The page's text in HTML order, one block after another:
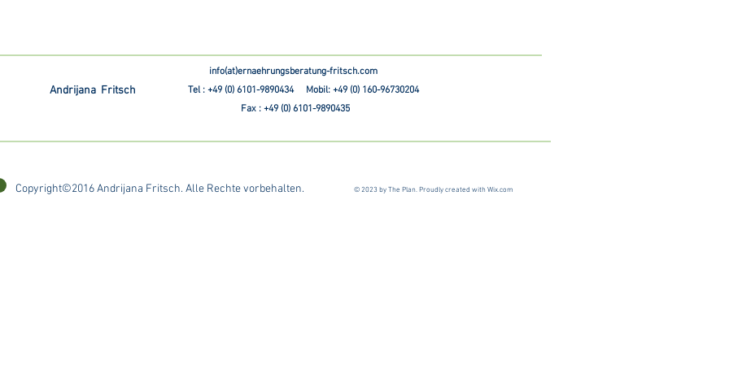
info(at)ernaehrungsberatung-fritsch.com
Andrijana Fritsch
Tel : +49 (0) 6101-9890434 Mobil: +49 (0) 160-96730204
Fax : +49 (0) 6101-9890435
Copyright©2016 Andrijana Fritsch. Alle Rechte vorbehalten. © 2023 by The Plan. Proudly created withWix.com